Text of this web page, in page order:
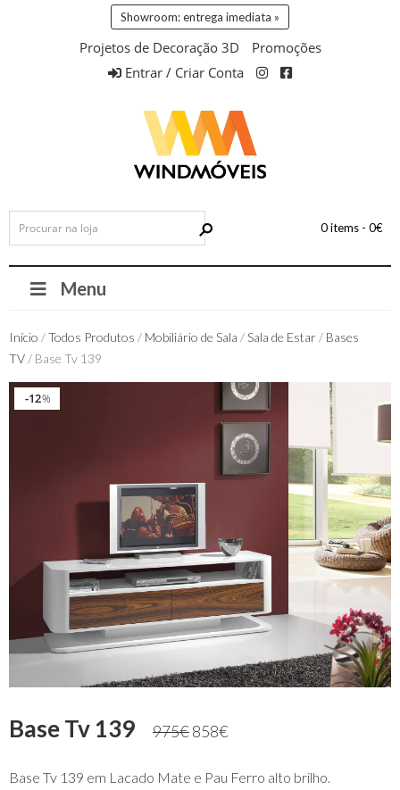
Showroom: entrega imediata »
Projetos de Decoração 3D
Promoções
Entrar / Criar Conta
0 items - 0€
Menu
Início /Todos Produtos / Mobiliário de Sala / Sala de Estar/ Bases
TV/ Base Tv 139
%
12%
12
Base Tv 139 975€858€
Base Tv 139 em Lacado Mate e Pau Ferro alto brilho.